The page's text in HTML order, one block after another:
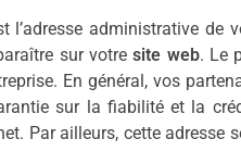
l’adresse administrative de
sur votresite web. Le
En général, vos
sur la fiabilité et la
Par ailleurs, cette adresse